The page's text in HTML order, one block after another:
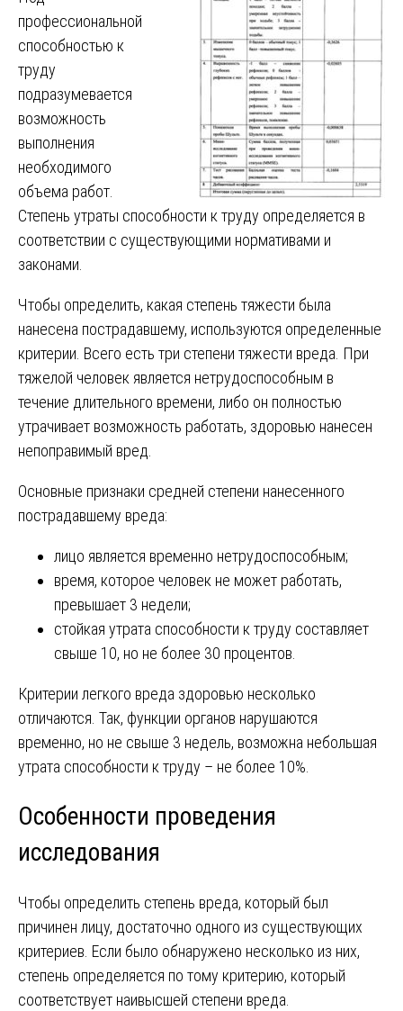
профессиональной
способностью к
труду
подразумевается
возможность
выполнения
необходимого
объема работ.
Степень утраты способности к труду определяется в
соответствии с существующими нормативами и
законами.
Чтобы определить, какая степень тяжести была
нанесена пострадавшему, используются определенные
критерии. Всего есть три степени тяжести вреда. При
тяжелой человек является нетрудоспособным в
течение длительного времени, либо он полностью
утрачивает возможность работать, здоровью нанесен
непоправимый вред.
Основные признаки средней степени нанесенного
пострадавшему вреда:
лицо является временно нетрудоспособным;
время, которое человек не может работать,
превышает 3 недели;
стойкая утрата способности к труду составляет
свыше 10, но не более 30 процентов.
Критерии легкого вреда здоровью несколько
отличаются. Так, функции органов нарушаются
временно, но не свыше 3 недель, возможна небольшая
утрата способности к труду – не более 10%.
Особенности проведения
исследования
Чтобы определить степень вреда, который был
причинен лицу, достаточно одного из существующих
критериев. Если было обнаружено несколько из них,
степень определяется по тому критерию, который
соответствует наивысшей степени вреда.